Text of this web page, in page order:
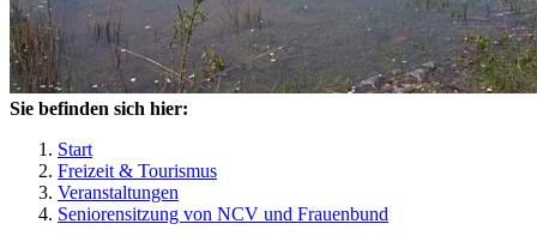
Sie befinden sich hier:
Start
Freizeit & Tourismus
Veranstaltungen
Seniorensitzung von NCV und Frauenbund